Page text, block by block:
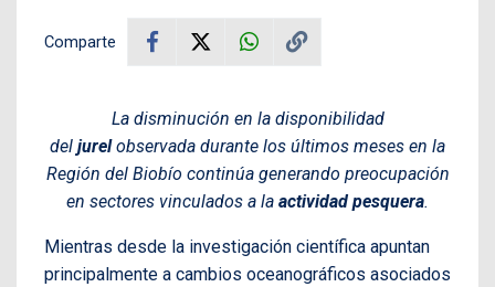
Comparte
La disminución en la disponibilidad
del jurelobservada durante los últimos meses en la
Región del Biobío continúa generando preocupación
en sectores vinculados a la actividad pesquera.
Mientras desde la investigación científica apuntan
principalmente a cambios oceanográficos asociados